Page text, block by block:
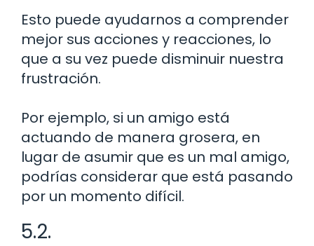
Esto puede ayudarnos a comprender
mejor sus acciones y reacciones, lo
que a su vez puede disminuir nuestra
frustración.
Por ejemplo, si un amigo está
actuando de manera grosera, en
lugar de asumir que es un mal amigo,
podrías considerar que está pasando
por un momento difícil.
5.2.